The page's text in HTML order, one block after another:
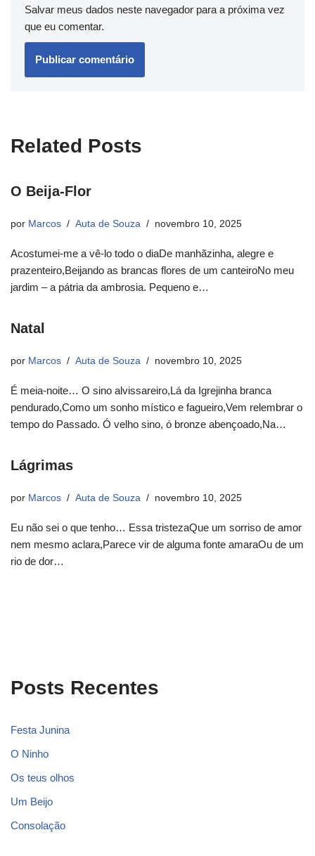
Salvar meus dados neste navegador para a próxima vez
que eu comentar.
Related Posts
O Beija-Flor
por Marcos Auta de Souza novembro 10, 2025
Acostumei-me a vê-lo todo o diaDe manhãzinha, alegre e
prazenteiro,Beijando as brancas flores de um canteiroNo meu
jardim – a pátria da ambrosia. Pequeno e…
Natal
por Marcos Auta de Souza novembro 10, 2025
É meia-noite… O sino alvissareiro,Lá da Igrejinha branca
pendurado,Como um sonho místico e fagueiro,Vem relembrar o
tempo do Passado. Ó velho sino, ó bronze abençoado,Na…
Lágrimas
por Marcos Auta de Souza novembro 10, 2025
Eu não sei o que tenho… Essa tristezaQue um sorriso de amor
nem mesmo aclara,Parece vir de alguma fonte amaraOu de um
rio de dor…
Posts Recentes
Festa Junina
O Ninho
Os teus olhos
Um Beijo
Consolação